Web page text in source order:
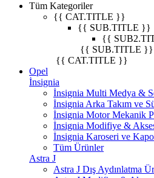
Tüm Kategoriler
{{ CAT.TITLE }}
{{ SUB.TITLE }}
{{
{{ SUB.TITLE }}
{{ CAT.TITLE }}
Opel
İnsignia
İnsignia Multi Medya &
İnsignia Arka Takım ve
İnsignia Motor Mekanik
İnsignia Modifiye &
İnsignia Karoseri ve
Tüm Ürünler
Astra J
Astra J Dış Aydınlatma